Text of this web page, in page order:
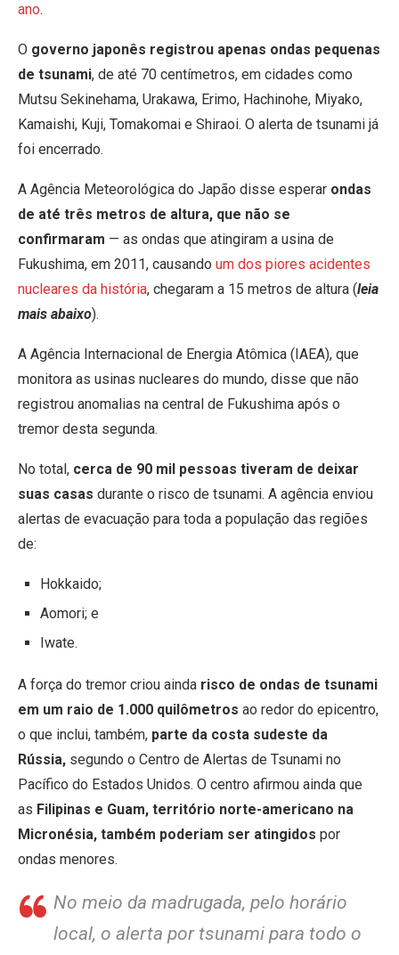
ano.
O governo japonês registrou apenas ondas pequenas
de tsunami, de até 70 centímetros, em cidades como
Mutsu Sekinehama, Urakawa, Erimo, Hachinohe, Miyako,
Kamaishi, Kuji, Tomakomai e Shiraoi. O alerta de tsunami já
foi encerrado.
A Agência Meteorológica do Japão disse esperar ondas
de até três metros de altura, que não se
confirmaram — as ondas que atingiram a usina de
Fukushima, em 2011, causando um dos piores acidentes
nucleares da história, chegaram a 15 metros de altura (leia
mais abaixo).
A Agência Internacional de Energia Atômica (IAEA), que
monitora as usinas nucleares do mundo, disse que não
registrou anomalias na central de Fukushima após o
tremor desta segunda.
No total, cerca de 90 mil pessoas tiveram de deixar
suas casas durante o risco de tsunami. A agência enviou
alertas de evacuação para toda a população das regiões
de:
Hokkaido;
Aomori; e
Iwate.
A força do tremor criou ainda risco de ondas de tsunami
em um raio de 1.000 quilômetros ao redor do epicentro,
o que inclui, também, parte da costa sudeste da
Rússia, segundo o Centro de Alertas de Tsunami no
Pacífico do Estados Unidos. O centro afirmou ainda que
as Filipinas e Guam, território norte-americano na
Micronésia, também poderiam ser atingidos por
ondas menores.
No meio da madrugada, pelo horário
local, o alerta por tsunami para todo o